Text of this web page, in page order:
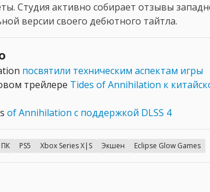
Студия активно собирает отзывы
версии своего дебютного тайтла.
посвятили техническим аспектам игры
трейлере Tides of Annihilation к
of Annihilation с поддержкой DLSS 4
ПК PS5 Xbox Series X|S Экшен Eclipse Glow Games